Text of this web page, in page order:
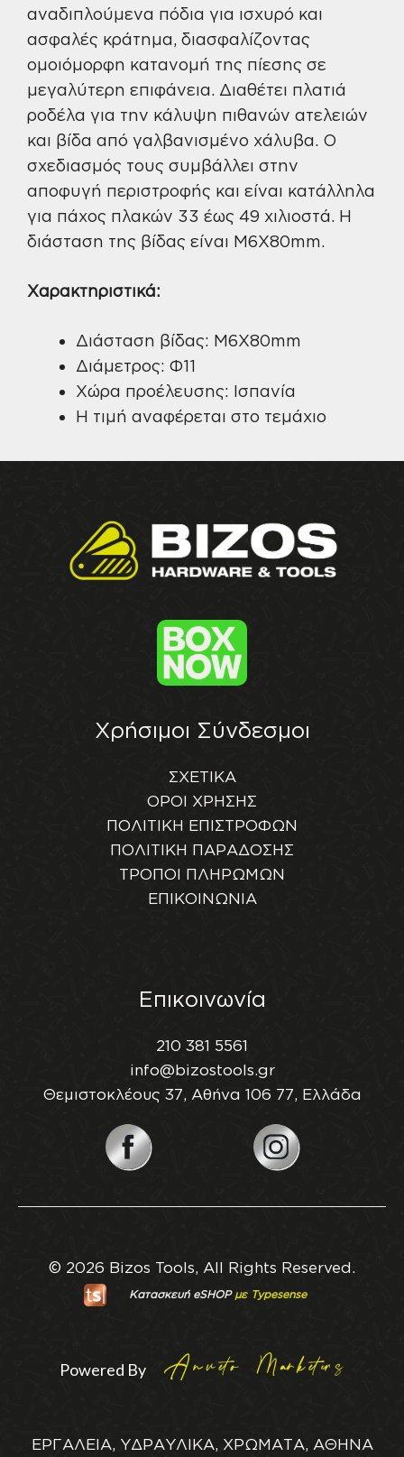
αναδιπλούμενα πόδια για ισχυρό και
ασφαλές κράτημα, διασφαλίζοντας
ομοιόμορφη κατανομή της πίεσης σε
μεγαλύτερη επιφάνεια. Διαθέτει πλατιά
ροδέλα για την κάλυψη πιθανών ατελειών
και βίδα από γαλβανισμένο χάλυβα. Ο
σχεδιασμός τους συμβάλλει στην
αποφυγή περιστροφής και είναι κατάλληλα
για πάχος πλακών 33 έως 49 χιλιοστά. Η
διάσταση της βίδας είναι M6X80mm.
Χαρακτηριστικά:
Διάσταση βίδας: M6X80mm
Διάμετρος: Φ11
Χώρα προέλευσης: Ισπανία
Η τιμή αναφέρεται στο τεμάχιο
Χρήσιμοι Σύνδεσμοι
ΣΧΕΤΙΚΑ
ΟΡΟΙ ΧΡΗΣΗΣ
ΠΟΛΙΤΙΚΗ ΕΠΙΣΤΡΟΦΩΝ
ΠΟΛΙΤΙΚΗ ΠΑΡΑΔΟΣΗΣ
ΤΡΟΠΟΙ ΠΛΗΡΩΜΩΝ
ΕΠΙΚΟΙΝΩΝΙΑ
Επικοινωνία
210 381 5561
info@bizostools.gr
Θεμιστοκλέους 37, Αθήνα 106 77, Ελλάδα
© 2026 Bizos Tools, All Rights Reserved.
Κατασκευή eSHOPμε Typesense
Powered By
ΕΡΓΑΛΕΙΑ, ΥΔΡΑΥΛΙΚΑ, ΧΡΩΜΑΤΑ, ΑΘΗΝΑ